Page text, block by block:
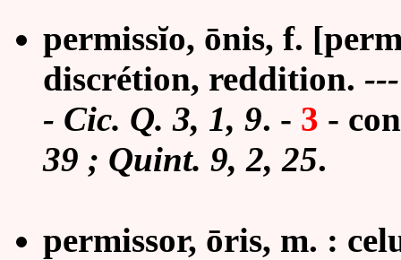
permissĭo, ōnis, f.
discrétion, reddition.
- Cic. Q. 3, 1, 9. - 3 -
39 ; Quint. 9, 2, 25.
permissor, ōris, m. :